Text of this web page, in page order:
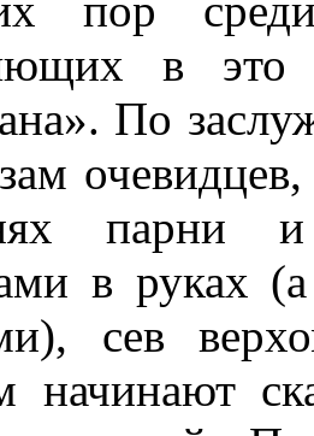
в
По
парни
в руках
сев
начинают